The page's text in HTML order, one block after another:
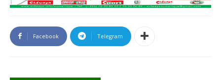
Facebook Telegram